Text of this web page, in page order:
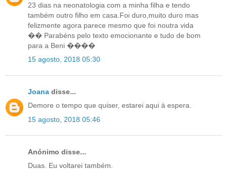
23 dias na neonatologia com a minha filha e tendo
também outro filho em casa.Foi duro,muito duro mas
felizmente agora parece mesmo que foi noutra vida
�� Parabéns pelo texto emocionante e tudo de bom
para a Beni ����
15 agosto, 2018 05:30
Joana disse...
Demore o tempo que quiser, estarei aqui à espera.
15 agosto, 2018 05:46
Anónimo disse...
Duas. Eu voltarei também.